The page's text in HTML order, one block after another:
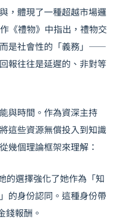
，體現了一種超越市場邏
《禮物》中指出，禮物交
是社會性的「義務」——
報往往是延遲的、非對等
與時間。作為資深主持
這些資源無償投入到知識
幾個理論框架來理解：
的選擇強化了她作為「知
的身份認同。這種身份帶
錢報酬。